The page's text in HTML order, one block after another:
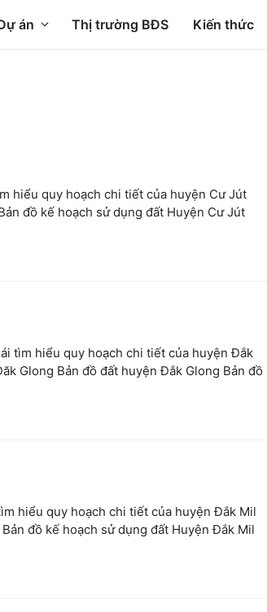
án Thị trường BĐS Kiến thức
hiểu quy hoạch chi tiết của huyện Cư Jút
đồ kế hoạch sử dụng đất Huyện Cư Jút
tìm hiểu quy hoạch chi tiết của huyện Đắk
Glong Bản đồ đất huyện Đắk Glong Bản đồ
hiểu quy hoạch chi tiết của huyện Đắk Mil
đồ kế hoạch sử dụng đất Huyện Đắk Mil